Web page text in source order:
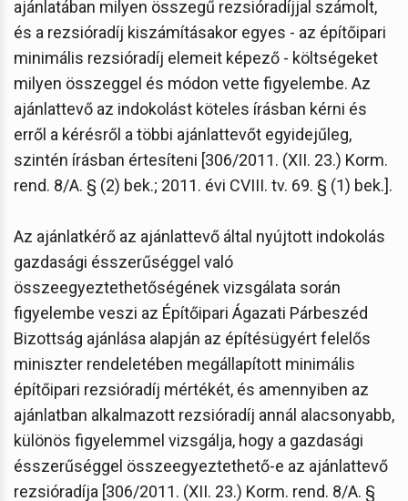
ajánlatában milyen összegű rezsióradíjjal számolt,
és a rezsióradíj kiszámításakor egyes - az építőipari
minimális rezsióradíj elemeit képező - költségeket
milyen összeggel és módon vette figyelembe. Az
ajánlattevő az indokolást köteles írásban kérni és
erről a kérésről a többi ajánlattevőt egyidejűleg,
szintén írásban értesíteni [306/2011. (XII. 23.) Korm.
rend. 8/A. § (2) bek.; 2011. évi CVIII. tv. 69. § (1) bek.].
Az ajánlatkérő az ajánlattevő által nyújtott indokolás
gazdasági ésszerűséggel való
összeegyeztethetőségének vizsgálata során
figyelembe veszi az Építőipari Ágazati Párbeszéd
Bizottság ajánlása alapján az építésügyért felelős
miniszter rendeletében megállapított minimális
építőipari rezsióradíj mértékét, és amennyiben az
ajánlatban alkalmazott rezsióradíj annál alacsonyabb,
különös figyelemmel vizsgálja, hogy a gazdasági
ésszerűséggel összeegyeztethető-e az ajánlattevő
rezsióradíja [306/2011. (XII. 23.) Korm. rend. 8/A. §